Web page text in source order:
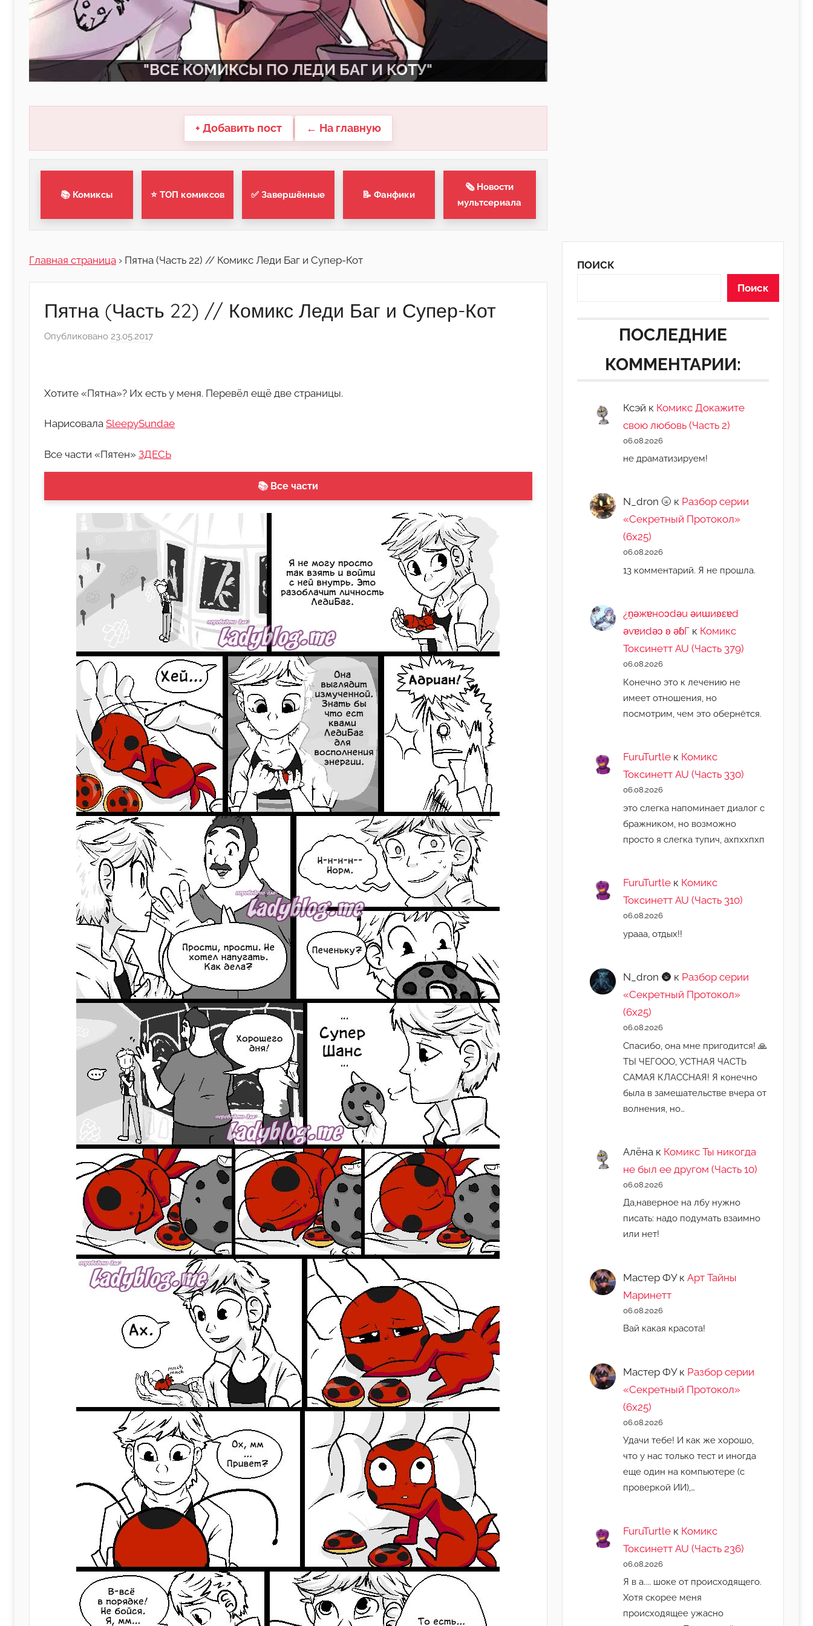
"ВСЕ КОМИКСЫ ПО ЛЕДИ БАГ И КОТУ"
+ Добавить пост ← На главную
📚 Комиксы ⭐ ТОП комиксов ✅ Завершённые 📝 Фанфики
🗞 Новости
мультсериала
Главная страница › Пятна (Часть 22) // Комикс Леди Баг и Супер-Кот
Пятна (Часть 22) // Комикс Леди Баг и Супер-Кот
Опубликовано 23.05.2017
р
м
р
Хотите «Пятна»? Их есть у меня. Перевёл ещё две страницы.
Нарисовала SleepySundae
Все части «Пятен» ЗДЕСЬ
📚 Все части
ПОИСК
Поиск
ПОСЛЕДНИЕ
КОММЕНТАРИИ:
Ксэй к Комикс Докажите
свою любовь (Часть 2)
06.08.2026
не драматизируем!
N_dron 🌝 к Разбор серии
«Секретный Протокол»
(6х25)
06.08.2026
13 комментарий. Я не прошла.
¿n̯ǝжɐноɔdǝu ǝиɯиʚεɐd
ǝvɐиdǝɔ ʚ ǝɓГ к Комикс
Токсинетт AU (Часть 379)
06.08.2026
Конечно это к лечению не
имеет отношения, но
посмотрим, чем это обернётся.
FuruTurtle к Комикс
Токсинетт AU (Часть 330)
06.08.2026
это слегка напоминает диалог с
бражником, но возможно
просто я слегка тупич, ахпххпхп
FuruTurtle к Комикс
Токсинетт AU (Часть 310)
06.08.2026
урааа, отдых!!
N_dron 🌚 к Разбор серии
«Секретный Протокол»
(6х25)
06.08.2026
Спасибо, она мне пригодится! 🙏
ТЫ ЧЕГООО, УСТНАЯ ЧАСТЬ
САМАЯ КЛАССНАЯ! Я конечно
была в замешательстве вчера от
волнения, но…
Алёна к Комикс Ты никогда
не был ее другом (Часть 10)
06.08.2026
Да,наверное на лбу нужно
писать: надо подумать взаимно
или нет!
Мастер ФУкАрт Тайны
Маринетт
06.08.2026
Вай какая красота!
Мастер ФУк Разбор серии
«Секретный Протокол»
(6х25)
06.08.2026
Удачи тебе! И как же хорошо,
что у нас только тест и иногда
еще один на компьютере (с
проверкой ИИ),…
FuruTurtle к Комикс
Токсинетт AU (Часть 236)
06.08.2026
Я в а.... шоке от происходящего.
Хотя скорее меня
происходящее ужасно